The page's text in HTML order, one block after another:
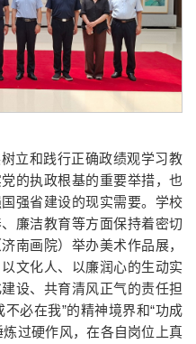
立和践行正确政绩观学习教
的执政根基的重要举措，也
强省建设的现实需要。学校
廉洁教育等方面保持着密切
南画院）举办美术作品展，
文化人、以廉润心的生动实
设、共育清风正气的责任担
必在我”的精神境界和“功成
过硬作风，在各自岗位上真